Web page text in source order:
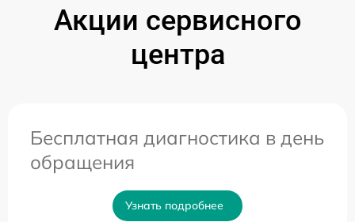
Акции сервисного
центра
Бесплатная диагностика в день
обращения
Узнать подробнее